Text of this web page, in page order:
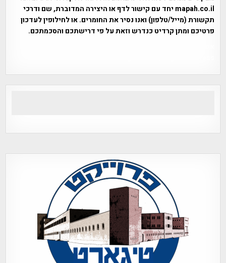
mapah.co.il יחד עם קישור לדף או היצירה המדוברת, שם ודרכי
תקשורת (מייל/טלפון) ואנו נסיר את החומרים. או לחילופין לעדכון
פרטיכם ומתן קרדיט כנדרש וזאת על פי דרישתכם והסכמתכם.